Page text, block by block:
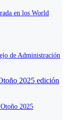
en los World
de Administración
2025